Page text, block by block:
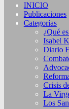
INICIO
Publicaciones
Categorías
¿Qué
Isabel
Diario
Crisis
La
Los